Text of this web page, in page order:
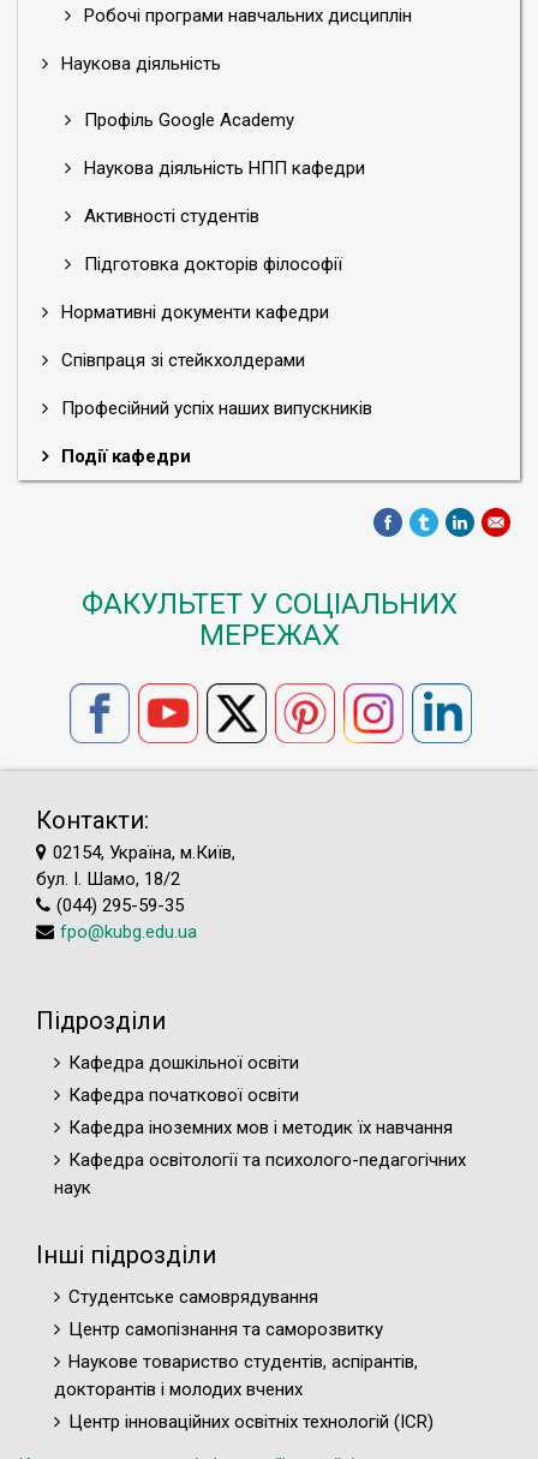
Робочі програми навчальних дисциплін
Наукова діяльність
Профіль Google Academy
Наукова діяльність НПП кафедри
Активності студентів
Підготовка докторів філософії
Нормативні документи кафедри
Співпраця зі стейкхолдерами
Професійний успіх наших випускників
Події кафедри
ФАКУЛЬТЕТ У СОЦІАЛЬНИХ
МЕРЕЖАХ
Контакти:
02154, Україна, м.Київ,
бул. І. Шамо, 18/2
(044) 295-59-35
fpo@kubg.edu.ua
Підрозділи
Кафедра дошкільної освіти
Кафедра початкової освіти
Кафедра іноземних мов і методик їх навчання
Кафедра освітології та психолого-педагогічних
наук
Інші підрозділи
Студентське самоврядування
Центр самопізнання та саморозвитку
Наукове товариство студентів, аспірантів,
докторантів і молодих вчених
Центр інноваційних освітніх технологій (ICR)